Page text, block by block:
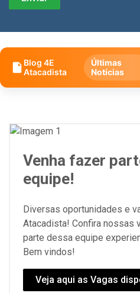
Blog 4E
Atacadista
Últimas
Notícias
Venha fazer
equipe!
Diversas oportunidades e
Atacadista! Confira nossas
parte dessa equipe
Bem vindos!
Veja aqui as Vagas